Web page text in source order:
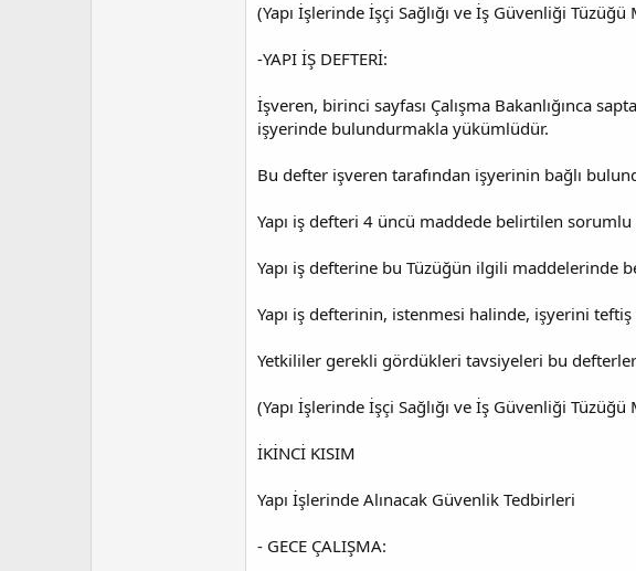
(Yapı İşlerinde İşçi Sağlığı ve İş Güvenliği Tüzüğü
-YAPI İŞ DEFTERİ:
İşveren, birinci sayfası Çalışma Bakanlığınca
işyerinde bulundurmakla yükümlüdür.
Bu defter işveren tarafından işyerinin bağlı
Yapı iş defteri 4 üncü maddede belirtilen
Yapı iş defterine bu Tüzüğün ilgili maddelerinde
Yapı iş defterinin, istenmesi halinde, işyerini
Yetkililer gerekli gördükleri tavsiyeleri bu
(Yapı İşlerinde İşçi Sağlığı ve İş Güvenliği Tüzüğü
İKİNCİ KISIM
Yapı İşlerinde Alınacak Güvenlik Tedbirleri
- GECE ÇALIŞMA: